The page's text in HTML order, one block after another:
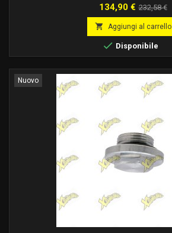
Prezzo
134,90 € Prezzo
base
232,58 €
 Aggiungi al carrello
 Disponibile
Nuovo